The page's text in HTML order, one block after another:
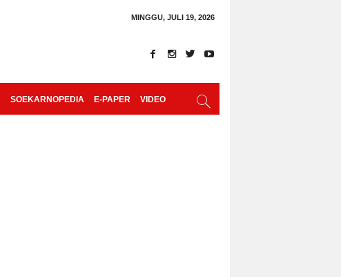
MINGGU, JULI 19, 2026
SOEKARNOPEDIA E-PAPER VIDEO